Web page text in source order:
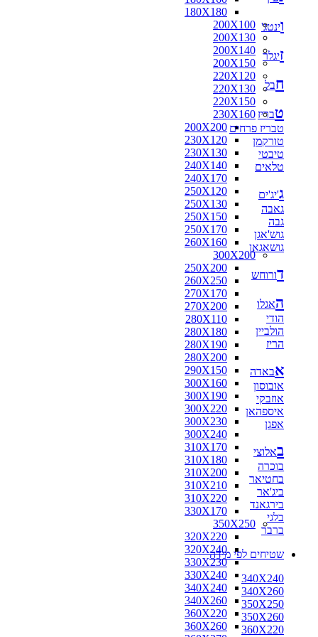
180X180
200X100
200X130
200X140
200X150
220X120
220X130
220X150
230X160
200X200
230X120
230X130
240X140
240X170
250X120
250X130
250X150
250X170
260X160
300X200
250X200
260X250
270X170
270X200
280X110
280X180
280X190
280X200
290X150
300X160
300X190
300X220
300X230
300X240
310X170
310X180
310X200
310X210
310X220
330X170
350X250
320X220
320X240
330X230
330X240
340X240
340X260
360X220
360X260
וינטג'
זיגלר
חבל
טבריז
טבריז פרחים
טורקמן
טיבטי
טלאים
ג'יג'ים
גאבה
גבה
גוש'אגן
גושאגאן
דורוחש
האגלו
הודי
הולביין
הריז
אבאדה
אובוסון
אוזבקי
איספהאן
אפגן
באלוצי
בוכרה
בחטיאר
ביג'אר
בירגאנד
בלגי
ברבר
שטיחים לפי מידה
340X240
340X260
350X250
350X260
360X220